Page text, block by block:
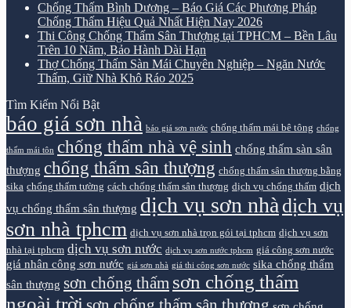
Chống Thấm Bình Dương – Báo Giá Các Phương Pháp
Chống Thấm Hiệu Quả Nhất Hiện Nay 2026
Thi Công Chống Thấm Sân Thượng tại TPHCM – Bền Lâu
Trên 10 Năm, Bảo Hành Dài Hạn
Thợ Chống Thấm Sàn Mái Chuyên Nghiệp – Ngăn Nước
Thấm, Giữ Nhà Khô Ráo 2025
Tìm Kiếm Nổi Bật
báo giá sơn nhà báo giá sơn nước chống thấm mái bê tông chống
thấm mái tôn chống thấm nhà vệ sinh chống thấm sàn sân
thượng chống thấm sân thượng chống thấm sân thượng bằng
sika chống thấm tường cách chống thấm sân thượng dịch vụ chống thấm dịch
vụ chống thấm sân thượng dịch vụ sơn nhà dịch vụ
sơn nhà tphcm dịch vụ sơn nhà trọn gói tại tphcm dịch vụ sơn
nhà tại tphcm dịch vụ sơn nước dịch vụ sơn nước tphcm giá công sơn nước
giá nhân công sơn nước giá sơn nhà giá thi công sơn nước sika chống thấm
sân thượng sơn chống thấm sơn chống thấm
ngoài trời